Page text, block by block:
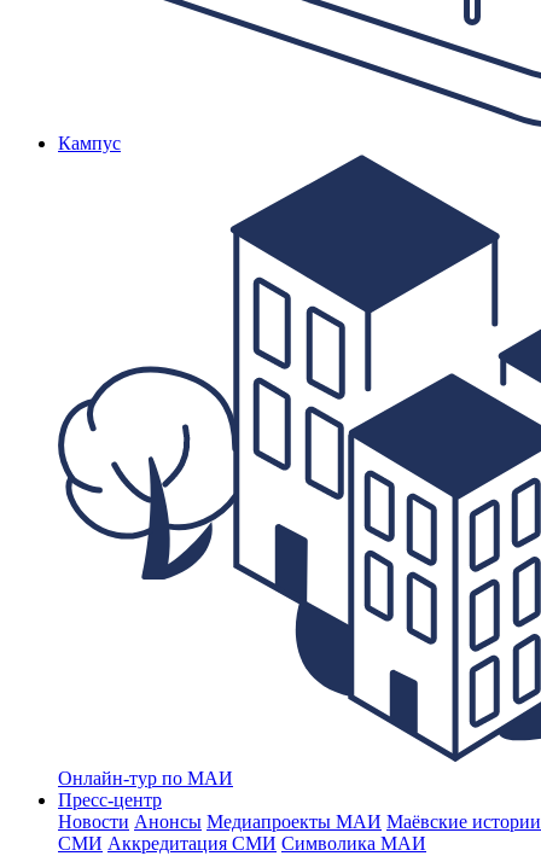
Кампус
Онлайн-тур по МАИ
Пресс-центр
Новости Анонсы Медиапроекты МАИ Маёвские
СМИ Аккредитация СМИ Символика МАИ